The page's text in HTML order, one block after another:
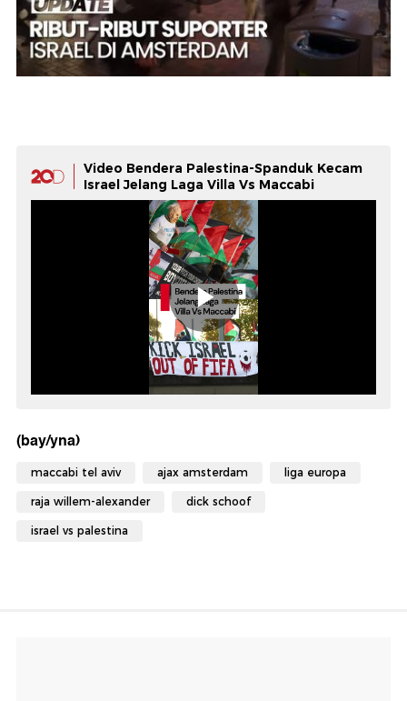
Video Bendera Palestina-Spanduk Kecam
Israel Jelang Laga Villa Vs Maccabi
(bay/yna)
maccabi tel aviv ajax amsterdam liga europa
raja willem-alexander dick schoof
israel vs palestina